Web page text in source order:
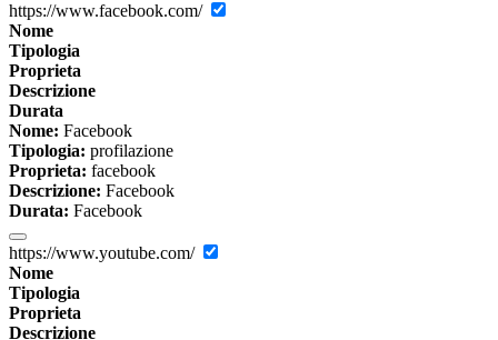
https://www.facebook.com/
Nome
Tipologia
Proprieta
Descrizione
Durata
Nome: Facebook
Tipologia: profilazione
Proprieta: facebook
Descrizione: Facebook
Durata: Facebook
https://www.youtube.com/
Nome
Tipologia
Proprieta
Descrizione